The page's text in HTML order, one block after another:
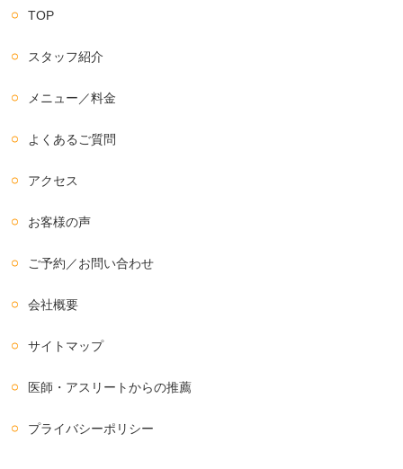
TOP
スタッフ紹介
メニュー／料金
よくあるご質問
アクセス
お客様の声
ご予約／お問い合わせ
会社概要
サイトマップ
医師・アスリートからの推薦
プライバシーポリシー